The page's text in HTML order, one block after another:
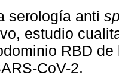
serología anti
estudio
RBD
CoV-2.